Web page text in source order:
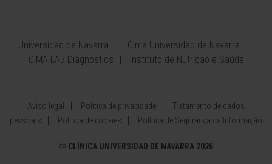
Universidad de Navarra
Cima Universidad de Navarra
CIMA LAB Diagnostics
Instituto de Nutrição e Saúde
Aviso legal Política de privacidade
Tratamento de dados
pessoais
Política de cookies Política de Segurança da Informação
© CLÍNICA UNIVERSIDAD DE NAVARRA 2026